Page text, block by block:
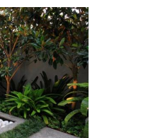
Декоративный фонтан
Фонтан на дачном
участке